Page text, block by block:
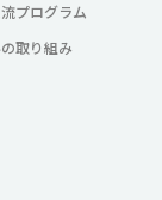
プログラム
取り組み